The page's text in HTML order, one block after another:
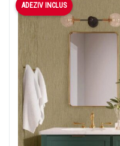
ADEZIV INCLUS